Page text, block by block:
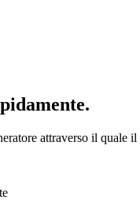
attraverso il quale il